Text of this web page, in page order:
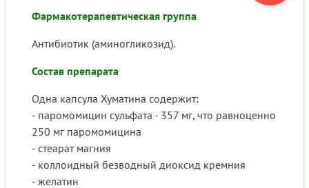
Фармакотерапевтическая группа
Антибиотик (аминогликозид).
Состав препарата
Одна капсула Хуматина содержит:
- паромомицин сульфата - 357 мг, что равноценно
250 мг паромомицина
- стеарат магния
- коллоидный безводный диоксид кремния
- желатин